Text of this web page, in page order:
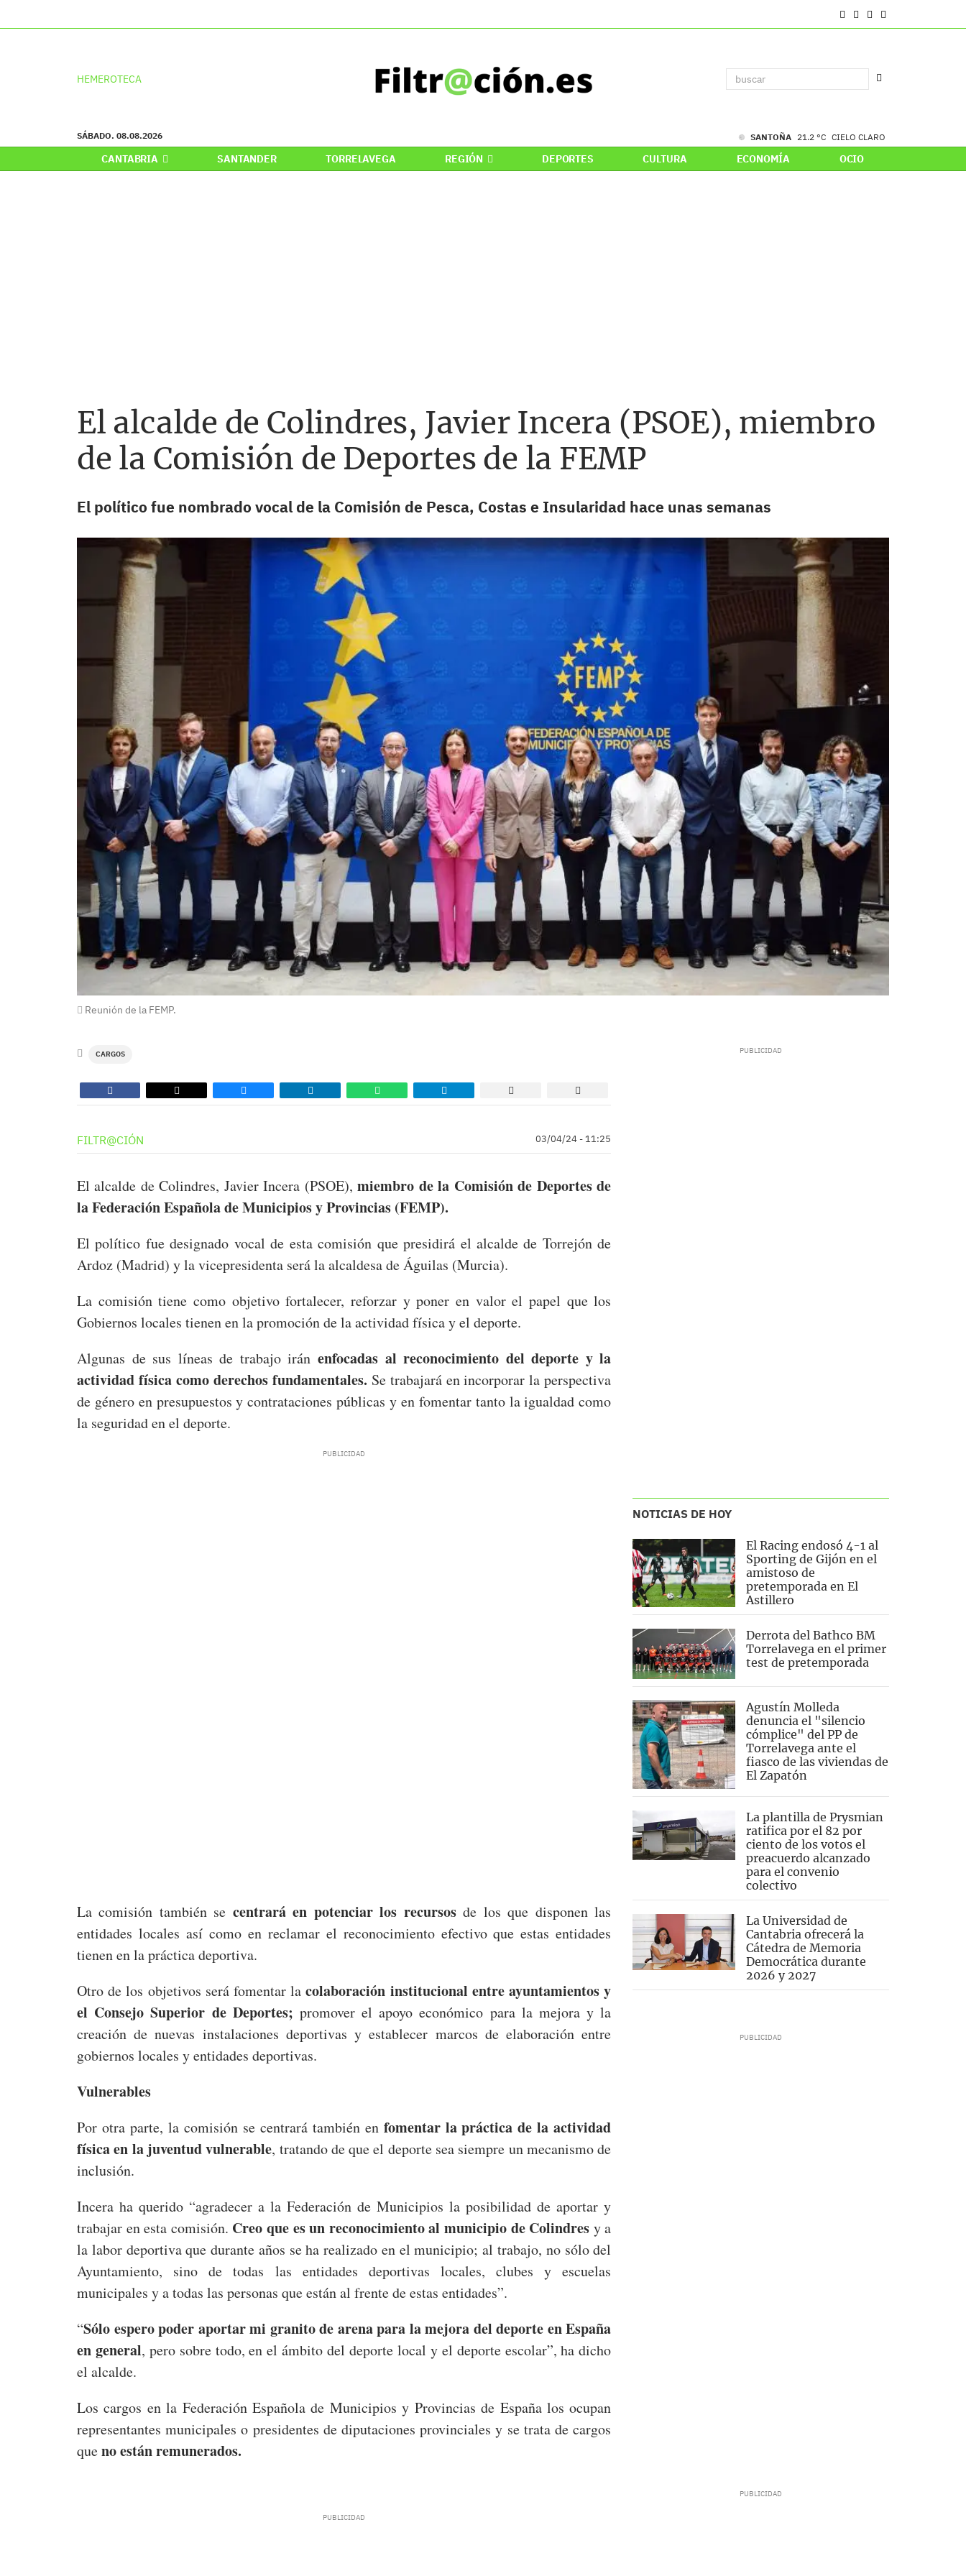
HEMEROTECA
SÁBADO. 08.08.2026 SANTOÑA 21.2 °C CIELO CLARO
CANTABRIA SANTANDER TORRELAVEGA REGIÓN DEPORTES CULTURA ECONOMÍA OCIO
El alcalde de Colindres, Javier Incera (PSOE), miembro
de la Comisión de Deportes de la FEMP
El político fue nombrado vocal de la Comisión de Pesca, Costas e Insularidad hace unas semanas
Reunión de la FEMP.
CARGOS
FILTR@CIÓN 03/04/24 - 11:25
El alcalde de Colindres, Javier Incera (PSOE), miembro de la Comisión de Deportes de
la Federación Española de Municipios y Provincias (FEMP).
El político fue designado vocal de esta comisión que presidirá el alcalde de Torrejón de
Ardoz (Madrid) y la vicepresidenta será la alcaldesa de Águilas (Murcia).
La comisión tiene como objetivo fortalecer, reforzar y poner en valor el papel que los
Gobiernos locales tienen en la promoción de la actividad física y el deporte.
Algunas de sus líneas de trabajo irán enfocadas al reconocimiento del deporte y la
actividad física como derechos fundamentales. Se trabajará en incorporar la perspectiva
de género en presupuestos y contrataciones públicas y en fomentar tanto la igualdad como
la seguridad en el deporte.
La comisión también se centrará en potenciar los recursosde los que disponen las
entidades locales así como en reclamar el reconocimiento efectivo que estas entidades
tienen en la práctica deportiva.
Otro de los objetivos será fomentar lacolaboración institucional entre ayuntamientos y
el Consejo Superior de Deportes; promover el apoyo económico para la mejora y la
creación de nuevas instalaciones deportivas y establecer marcos de elaboración entre
gobiernos locales y entidades deportivas.
Vulnerables
Por otra parte, la comisión se centrará también en fomentar la práctica de la actividad
física en la juventud vulnerable, tratando de que el deporte sea siempre un mecanismo de
inclusión.
Incera ha querido “agradecer a la Federación de Municipios la posibilidad de aportar y
trabajar en esta comisión. Creo que es un reconocimiento al municipio de Colindres y a
la labor deportiva que durante años se ha realizado en el municipio; al trabajo, no sólo del
Ayuntamiento, sino de todas las entidades deportivas locales, clubes y escuelas
municipales y a todas las personas que están al frente de estas entidades”.
“Sólo espero poder aportar mi granito de arena para la mejora del deporte en España
en general, pero sobre todo, en el ámbito del deporte local y el deporte escolar”, ha dicho
el alcalde.
Los cargos en la Federación Española de Municipios y Provincias de España los ocupan
representantes municipales o presidentes de diputaciones provinciales y se trata de cargos
queno están remunerados.
NOTICIAS DE HOY
El Racing endosó 4-1 al
Sporting de Gijón en el
amistoso de
pretemporada en El
Astillero
Derrota del Bathco BM
Torrelavega en el primer
test de pretemporada
Agustín Molleda
denuncia el "silencio
cómplice" del PP de
Torrelavega ante el
fiasco de las viviendas de
El Zapatón
La plantilla de Prysmian
ratifica por el 82 por
ciento de los votos el
preacuerdo alcanzado
para el convenio
colectivo
La Universidad de
Cantabria ofrecerá la
Cátedra de Memoria
Democrática durante
2026 y 2027